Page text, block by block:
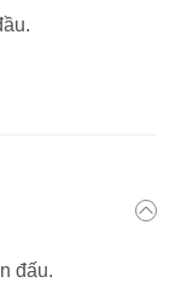
đấu.